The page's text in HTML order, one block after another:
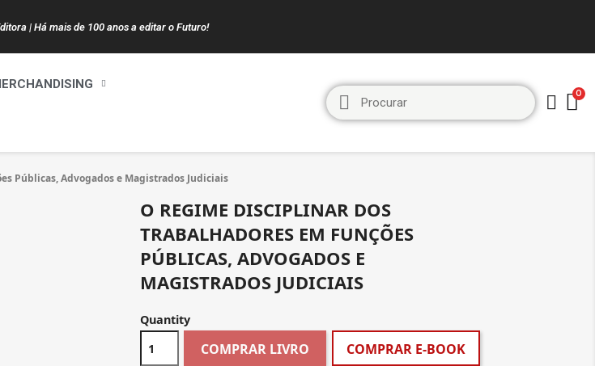
| Há mais de 100 anos a editar o Futuro!
Públicas, Advogados e Magistrados Judiciais
O REGIME DISCIPLINAR DOS
TRABALHADORES EM FUNÇÕES
PÚBLICAS, ADVOGADOS E
MAGISTRADOS JUDICIAIS
Quantity
COMPRAR LIVRO COMPRAR E-BOOK